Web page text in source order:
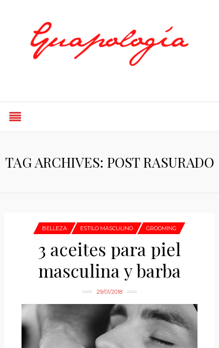
TAG ARCHIVES: POST RASURADO
BELLEZA ESTILO MASCULINO GROOMING
3 aceites para piel
masculina y barba
29/01/2018